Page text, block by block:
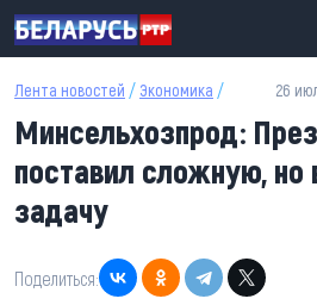
Перейти к основному содержанию
Лента новостей / Экономика / 26
Минсельхозпрод:
поставил сложную,
задачу
Поделиться: